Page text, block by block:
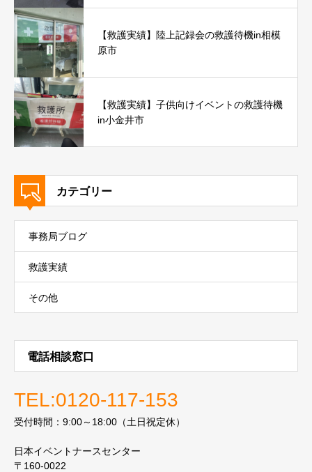
【救護実績】陸上記録会の救護待機in相模
原市
【救護実績】子供向けイベントの救護待機
in小金井市
カテゴリー
事務局ブログ
救護実績
その他
電話相談窓口
TEL:0120-117-153
受付時間：9:00～18:00（土日祝定休）
日本イベントナースセンター
〒160-0022